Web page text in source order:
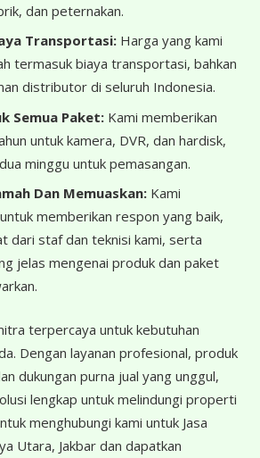
dan peternakan.
Transportasi: Harga yang kami
termasuk biaya transportasi, bahkan
distributor di seluruh Indonesia.
Semua Paket: Kami memberikan
untuk kamera, DVR, dan hardisk,
minggu untuk pemasangan.
Dan Memuaskan: Kami
memberikan respon yang baik,
dari staf dan teknisi kami, serta
jelas mengenai produk dan paket
terpercaya untuk kebutuhan
Dengan layanan profesional, produk
dukungan purna jual yang unggul,
lengkap untuk melindungi properti
menghubungi kami untuk Jasa
Utara, Jakbar dan dapatkan